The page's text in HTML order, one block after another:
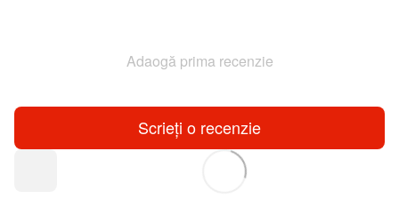
Adaogă prima recenzie
Scrieți o recenzie